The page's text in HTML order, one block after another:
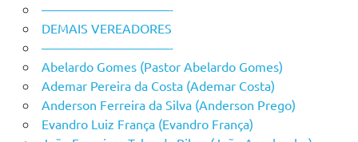
——————————-
DEMAIS VEREADORES
——————————-
Abelardo Gomes (Pastor Abelardo Gomes)
Ademar Pereira da Costa (Ademar Costa)
Anderson Ferreira da Silva (Anderson Prego)
Evandro Luiz França (Evandro França)